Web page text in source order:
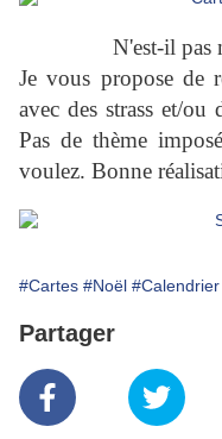
N'est-il pas
Je vous propose de
avec des strass et/
Pas de thème
voulez. Bonne
#Cartes #Noël #Calendrier
Partager